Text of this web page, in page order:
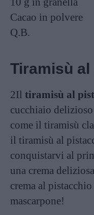
Cacao in polvere
Q.B.
Tiramisù
2Il tiramisù al
cucchiaio
come il tiramisù
il tiramisù al
conquistarvi al
una crema
crema al
mascarpone!